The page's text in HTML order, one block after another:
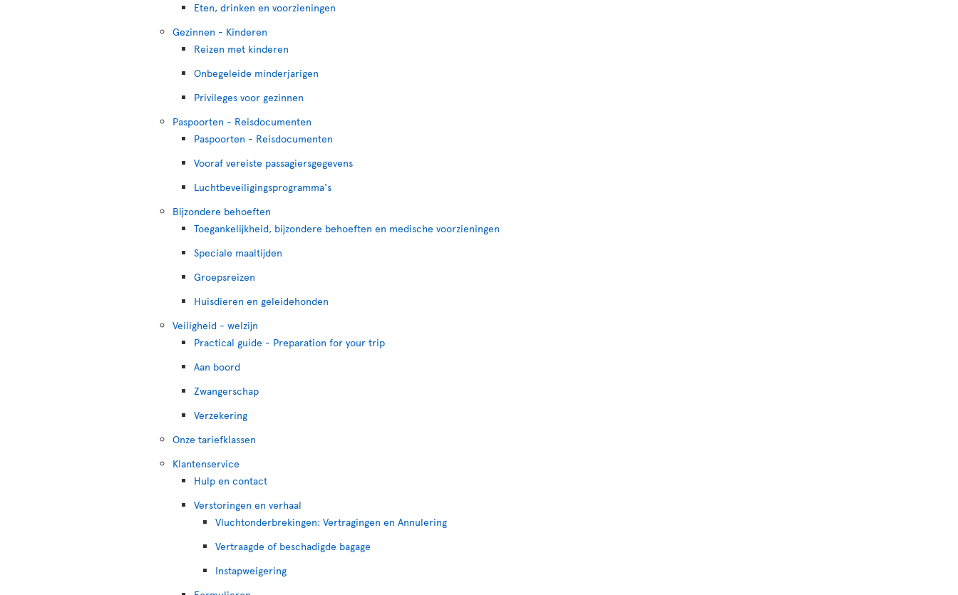
Eten, drinken en voorzieningen
Gezinnen - Kinderen
Reizen met kinderen
Onbegeleide minderjarigen
Privileges voor gezinnen
Paspoorten - Reisdocumenten
Paspoorten - Reisdocumenten
Vooraf vereiste passagiersgegevens
Luchtbeveiligingsprogramma's
Bijzondere behoeften
Toegankelijkheid, bijzondere behoeften en medische voorzieningen
Speciale maaltijden
Groepsreizen
Huisdieren en geleidehonden
Veiligheid - welzijn
Practical guide - Preparation for your trip
Aan boord
Zwangerschap
Verzekering
Onze tariefklassen
Klantenservice
Hulp en contact
Verstoringen en verhaal
Vluchtonderbrekingen: Vertragingen en Annulering
Vertraagde of beschadigde bagage
Instapweigering